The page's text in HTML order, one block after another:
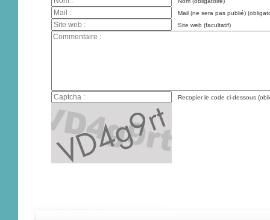
Mail (ne sera pas publié)
Site web (facultatif)
Recopier le code ci-dessous